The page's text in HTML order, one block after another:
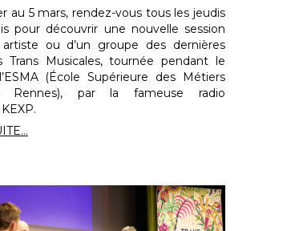
au 5 mars, rendez-vous tous les jeudis
pour découvrir une nouvelle session
artiste ou d’un groupe des dernières
Trans Musicales, tournée pendant le
(École Supérieure des Métiers
Rennes), par la fameuse radio